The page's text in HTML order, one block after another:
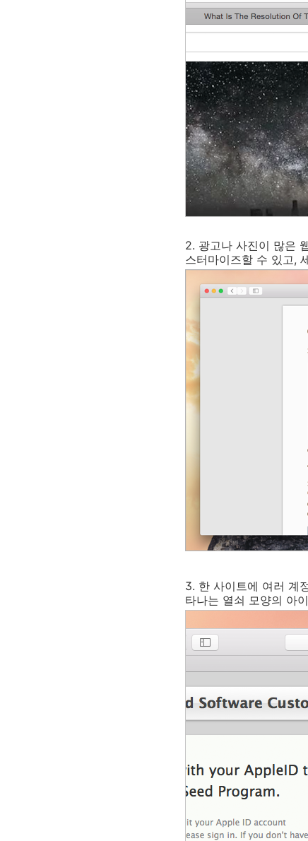
2. 광고나 사진이 많은
스터마이즈할 수 있고,
3. 한 사이트에 여러 계
타나는 열쇠 모양의 아